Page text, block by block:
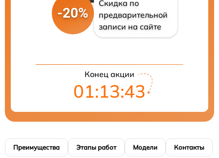
-20%
Скидка по
предварительной
записи на сайте
Конец акции
01:13:42
Преимущества Этапы работ Модели Контакты